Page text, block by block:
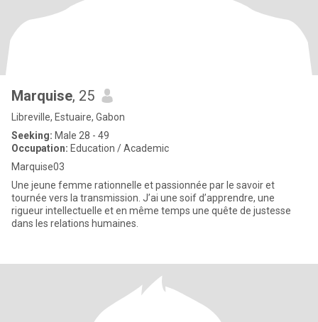
Marquise, 25
Libreville, Estuaire, Gabon
Seeking: Male 28 - 49
Occupation: Education / Academic
Marquise03
Une jeune femme rationnelle et passionnée par le savoir et
tournée vers la transmission. J’ai une soif d’apprendre, une
rigueur intellectuelle et en même temps une quête de justesse
dans les relations humaines.